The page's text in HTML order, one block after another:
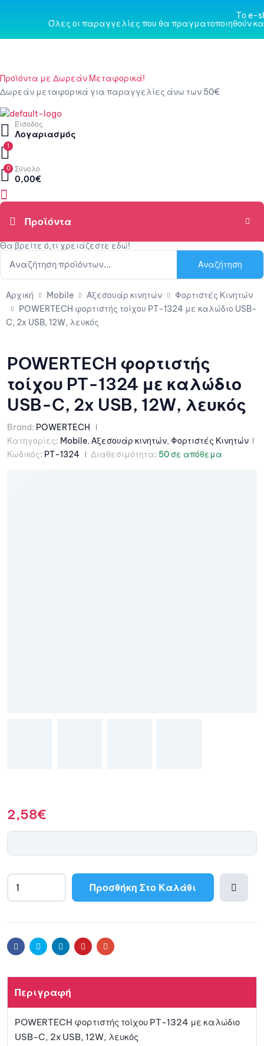
Το e-
Όλες οι παραγγελίες που θα πραγματοποιηθούν
Προϊόντα με Δωρεάν Μεταφορικά!
Δωρεάν μεταφορικά για παραγγελίες άνω των 50€
Εταιρεία
Πληροφορίες
Πληροφορίες Αποστολής
Τρόποι Πληρωμής
Όροι & Προϋποθέσεις Χρήσης
Επικοινωνία
Είσοδος
Λογαριασμός
1
0 Σύνολο
0,00€
Menu
Θα βρείτε ό,τι χρειάζεστε εδώ!
Αναζήτηση
Αρχική Mobile Αξεσουάρ κινητών
Φορτιστές Κινητών
POWERTECH φορτιστής τοίχου PT-1324 με καλώδιο USB-
C, 2x USB, 12W, λευκός
POWERTECH φορτιστής
τοίχου PT-1324 με καλώδιο
USB-C, 2x USB, 12W, λευκός
Brand: POWERTECH
Κατηγορίες: Mobile, Αξεσουάρ κινητών, Φορτιστές Κινητών
Κωδικός: PT-1324 Διαθεσιμότητα: 50 σε απόθεμα
2,58€
POWERTECH
τοίχου
1324
καλώδιο
USB-
USB,
12W,
Προσθήκη Στο Καλάθι
αγαπ
FacebookTwitter LinkedinPinterestEmail
Περιγραφή
POWERTECH φορτιστής τοίχου PT-1324 με καλώδιο
USB-C, 2x USB, 12W, λευκός